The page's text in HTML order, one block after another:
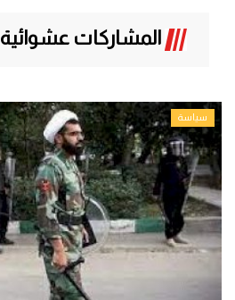
المشاركات عشوائية
سياسة